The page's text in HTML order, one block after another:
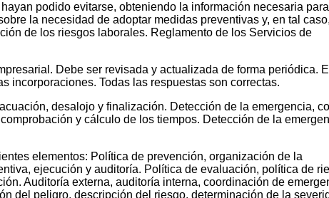
podido evitarse, obteniendo la información necesaria
la necesidad de adoptar medidas preventivas y, en tal
de los riesgos laborales. Reglamento de los Servicios de
Debe ser revisada y actualizada de forma periódica.
incorporaciones. Todas las respuestas son correctas.
desalojo y finalización. Detección de la emergencia,
y cálculo de los tiempos. Detección de la
elementos: Política de prevención, organización de la
ejecución y auditoría. Política de evaluación, política de
Auditoría externa, auditoría interna, coordinación de
del peligro, descripción del riesgo, determinación de la